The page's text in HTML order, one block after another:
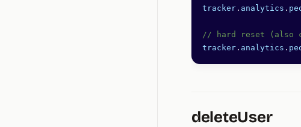
tracker . analytics .
// hard reset (also
tracker . analytics .
deleteUser